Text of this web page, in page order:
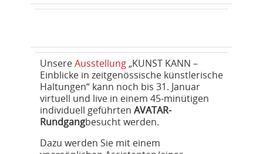
UnsereAusstellung„KUNST KANN –
Einblicke in zeitgenössische künstlerische
Haltungen“ kann noch bis 31. Januar
virtuell und live in einem 45-minütigen
individuell geführten AVATAR-
Rundgangbesucht werden.
Dazu werden Sie mit einem